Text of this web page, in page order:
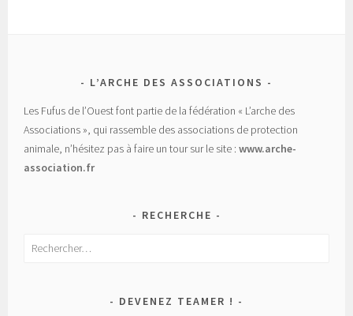
L’ARCHE DES ASSOCIATIONS
Les Fufus de l’Ouest font partie de la fédération « L’arche des
Associations », qui rassemble des associations de protection
animale, n’hésitez pas à faire un tour sur le site :www.arche-
association.fr
RECHERCHE
Rechercher :
DEVENEZ TEAMER !